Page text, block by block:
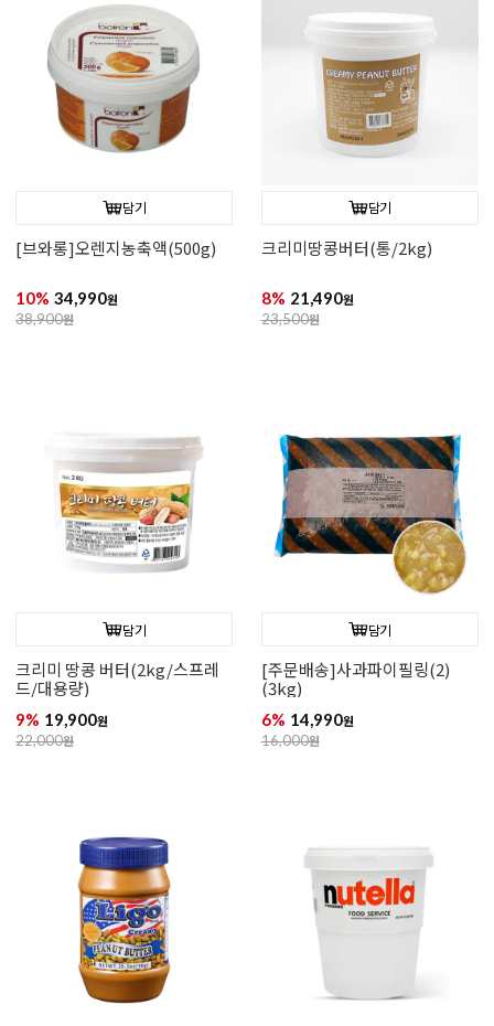
담기
[브와롱]오렌지농축액(500g)
10% 34,990원
38,900원
담기
크리미땅콩버터(통/2kg)
8% 21,490원
23,500원
담기
크리미 땅콩 버터(2kg/스프레
드/대용량)
9% 19,900원
22,000원
담기
[주문배송]사과파이필링(2)
(3kg)
6% 14,990원
16,000원